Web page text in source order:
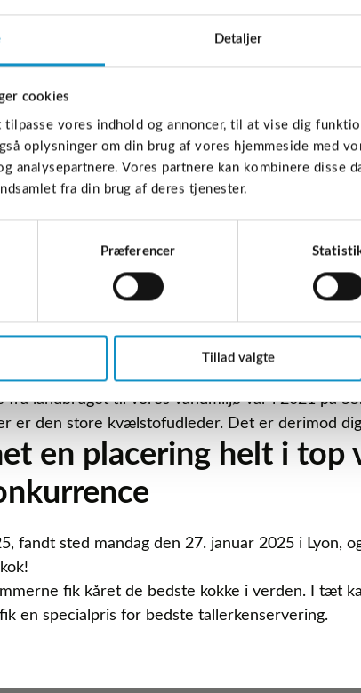
Detaljer
cookies
vores indhold og annoncer, til at vise dig
oplysninger om din brug af vores hjemmeside med
analysepartnere. Vores partnere kan kombinere disse
fra din brug af deres tjenester.
Præferencer
Tillad valgte
på grund af dens høje reproduktionsrate og det
og sørger for, at arter, der er afhængige
MSC-certificeret (Marine Stewardship
ved at producere klimaeffektive fødevarer
men tilfører derimod mad på tallerkenen
et problem for
af opdrættede fisk. Ved du mon,
af blandt andet kvælstof og fosfor, blev der
kvælstof og fosfor via vores rensningsanlæg.
rapport.
fra landbruget til vores vandmiljø var i 2021 på
er den store kvælstofudleder. Det er derimod
en placering helt i top
fandt sted mandag den 27. januar 2025 i Lyon,
fik kåret de bedste kokke i verden. I tæt
en specialpris for bedste tallerkenservering.